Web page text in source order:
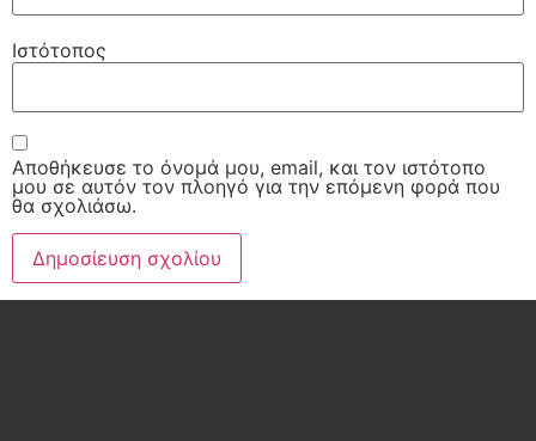
Ιστότοπος
Αποθήκευσε το όνομά μου, email, και τον ιστότοπο
μου σε αυτόν τον πλοηγό για την επόμενη φορά που
θα σχολιάσω.